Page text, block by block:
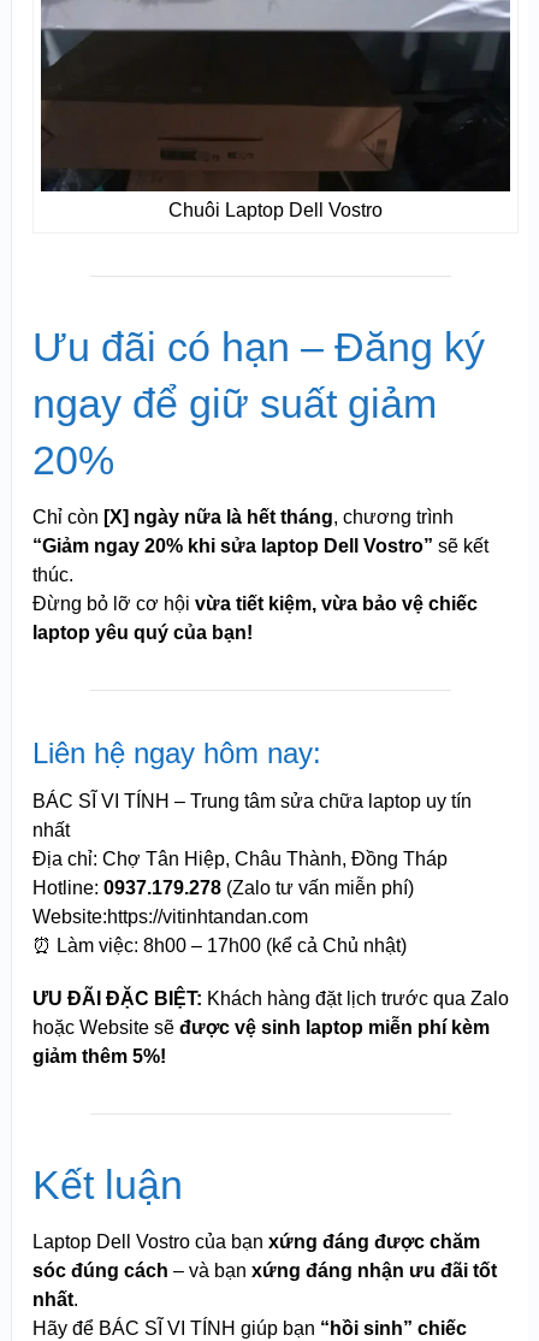
Chuôi Laptop Dell Vostro
Ưu đãi có hạn – Đăng ký
ngay để giữ suất giảm
20%
Chỉ còn [X] ngày nữa là hết tháng, chương trình
“Giảm ngay 20% khi sửa laptop Dell Vostro” sẽ kết
thúc.
Đừng bỏ lỡ cơ hội vừa tiết kiệm, vừa bảo vệ chiếc
laptop yêu quý của bạn!
Liên hệ ngay hôm nay:
BÁC SĨ VI TÍNH – Trung tâm sửa chữa laptop uy tín
nhất
Địa chỉ: Chợ Tân Hiệp, Châu Thành, Đồng Tháp
Hotline: 0937.179.278(Zalo tư vấn miễn phí)
Website:https://vitinhtandan.com
⏰ Làm việc: 8h00 – 17h00 (kể cả Chủ nhật)
ƯU ĐÃI ĐẶC BIỆT: Khách hàng đặt lịch trước qua Zalo
hoặc Website sẽ được vệ sinh laptop miễn phí kèm
giảm thêm 5%!
Kết luận
Laptop Dell Vostro của bạn xứng đáng được chăm
sóc đúng cách – và bạn xứng đáng nhận ưu đãi tốt
nhất.
Hãy để BÁC SĨ VI TÍNH giúp bạn “hồi sinh” chiếc